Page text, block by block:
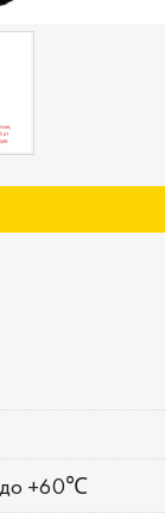
+60℃